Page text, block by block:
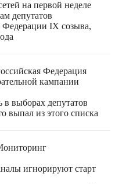
на первой неделе
депутатов
Федерации IX созыва,
Федерация
кампании
в выборах депутатов
выпал из этого списка
игнорируют старт